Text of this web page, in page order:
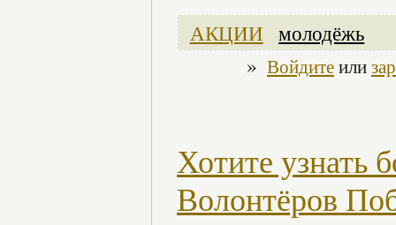
АКЦИИ молодёжь
» Войдитеили
Хотите узнать
Волонтёров